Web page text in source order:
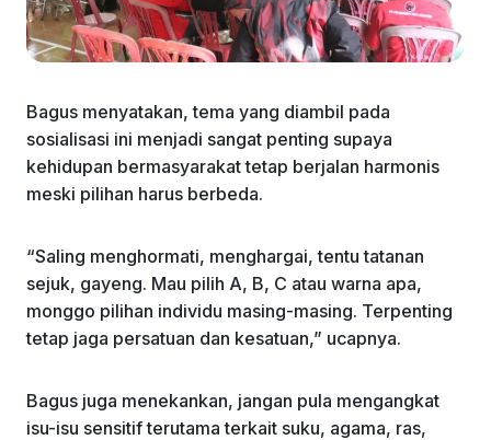
Bagus menyatakan, tema yang diambil pada
sosialisasi ini menjadi sangat penting supaya
kehidupan bermasyarakat tetap berjalan harmonis
meski pilihan harus berbeda.
“Saling menghormati, menghargai, tentu tatanan
sejuk, gayeng. Mau pilih A, B, C atau warna apa,
monggo pilihan individu masing-masing. Terpenting
tetap jaga persatuan dan kesatuan,” ucapnya.
Bagus juga menekankan, jangan pula mengangkat
isu-isu sensitif terutama terkait suku, agama, ras,